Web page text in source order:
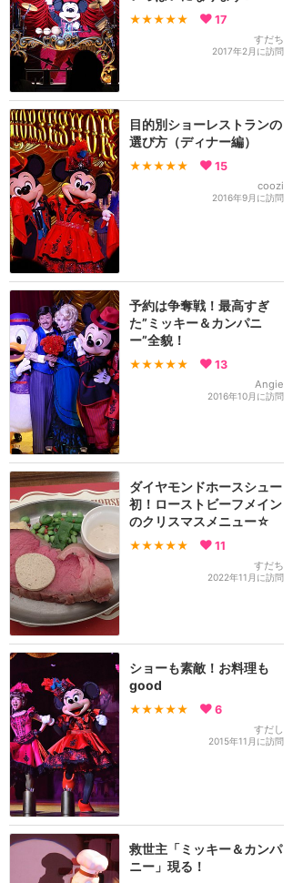
★★★★★ 17
すだち
2017年2月に訪問
目的別ショーレストランの
選び方（ディナー編）
★★★★★ 15
coozi
2016年9月に訪問
予約は争奪戦！最高すぎ
た”ミッキー＆カンパニ
ー”全貌！
★★★★★ 13
Angie
2016年10月に訪問
ダイヤモンドホースシュー
初！ローストビーフメイン
のクリスマスメニュー☆
★★★★★ 11
すだち
2022年11月に訪問
ショーも素敵！お料理も
good
★★★★★ 6
すだし
2015年11月に訪問
救世主「ミッキー＆カンパ
ニー」現る！